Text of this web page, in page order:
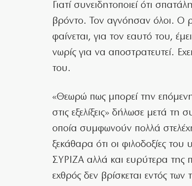
Γιατί συνειδητοποιεί ότι
βρόντο. Τον αγνόησαν όλοι. Ο
φαίνεται, για τον εαυτό του,
νωρίς για να αποστρατευτεί.
του.
«Θεωρώ πως μπορεί την
στις εξελίξεις» δήλωσε μετά
οποία συμφωνούν πολλά
ξεκάθαρα ότι οι φιλοδοξίες
ΣΥΡΙΖΑ αλλά και ευρύτερα της
εχθρός δεν βρίσκεται εντός των